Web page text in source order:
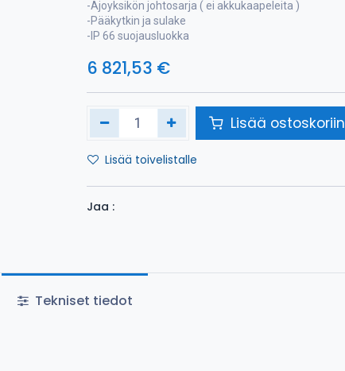
-Ajoyksikön johtosarja ( ei akkukaapeleita )
-Pääkytkin ja sulake
-IP 66 suojausluokka
6 821,53 €
Lisää ostoskoriin
Lisää toivelistalle
Jaa :
Tekniset tiedot